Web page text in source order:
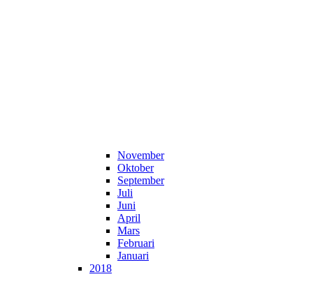
November
Oktober
September
Juli
Juni
April
Mars
Februari
Januari
2018